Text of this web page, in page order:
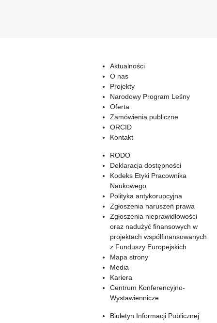
Aktualności
O nas
Projekty
Narodowy Program Leśny
Oferta
Zamówienia publiczne
ORCID
Kontakt
RODO
Deklaracja dostępności
Kodeks Etyki Pracownika
Naukowego
Polityka antykorupcyjna
Zgłoszenia naruszeń prawa
Zgłoszenia nieprawidłowości
oraz nadużyć finansowych w
projektach współfinansowanych
z Funduszy Europejskich
Mapa strony
Media
Kariera
Centrum Konferencyjno-
Wystawiennicze
Biuletyn Informacji Publicznej